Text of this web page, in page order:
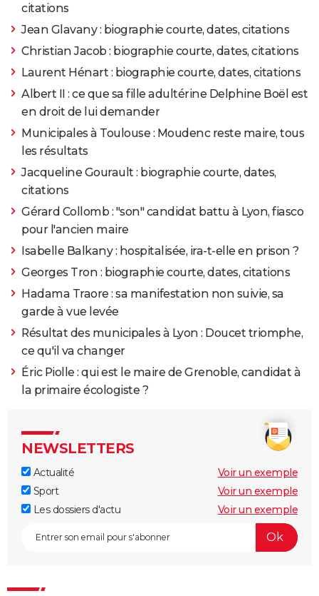
citations
Jean Glavany : biographie courte, dates, citations
Christian Jacob : biographie courte, dates, citations
Laurent Hénart : biographie courte, dates, citations
Albert II : ce que sa fille adultérine Delphine Boël est
en droit de lui demander
Municipales à Toulouse : Moudenc reste maire, tous
les résultats
Jacqueline Gourault : biographie courte, dates,
citations
Gérard Collomb : "son" candidat battu à Lyon, fiasco
pour l'ancien maire
Isabelle Balkany : hospitalisée, ira-t-elle en prison ?
Georges Tron : biographie courte, dates, citations
Hadama Traore : sa manifestation non suivie, sa
garde à vue levée
Résultat des municipales à Lyon : Doucet triomphe,
ce qu'il va changer
Éric Piolle : qui est le maire de Grenoble, candidat à
la primaire écologiste ?
NEWSLETTERS
Actualité
Voir un exemple
Sport
Voir un exemple
Les dossiers d'actu
Voir un exemple